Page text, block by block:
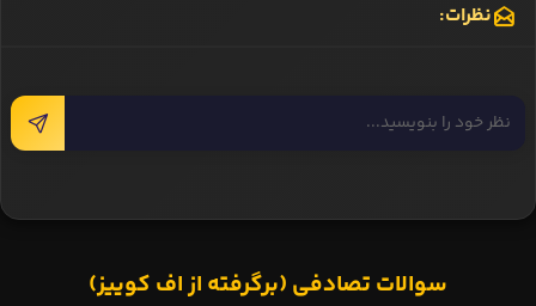
نظرات:
سوالات تصادفی (برگرفته از اف کوییز)